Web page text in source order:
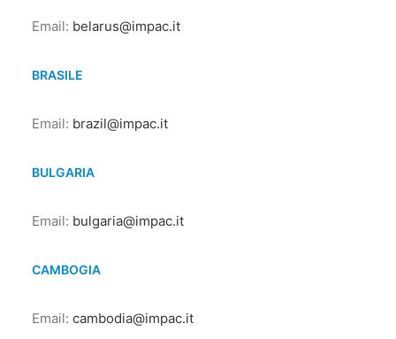
Email: belarus@impac.it
BRASILE
Email: brazil@impac.it
BULGARIA
Email: bulgaria@impac.it
CAMBOGIA
Email: cambodia@impac.it